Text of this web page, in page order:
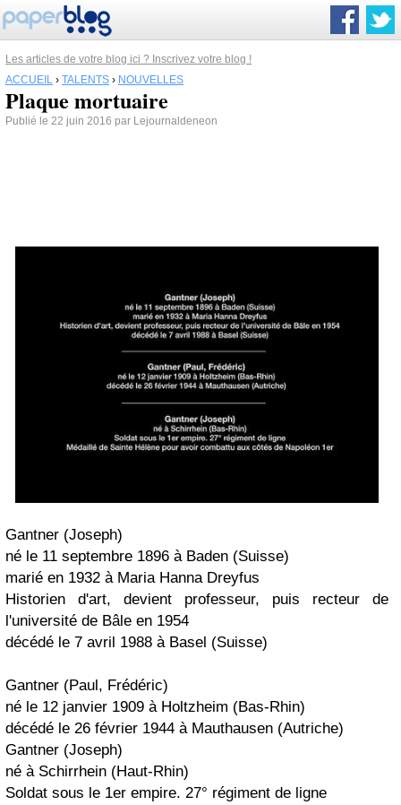
Les articles de votre blog ici ? Inscrivez votre blog !
ACCUEIL › TALENTS › NOUVELLES
Plaque mortuaire
Publié le 22 juin 2016 par Lejournaldeneon
Gantner (Joseph)
né le 11 septembre 1896 à Baden (Suisse)
marié en 1932 à Maria Hanna Dreyfus
Historien d'art, devient professeur, puis recteur de
l'université de Bâle en 1954
décédé le 7 avril 1988 à Basel (Suisse)
Gantner (Paul, Frédéric)
né le 12 janvier 1909 à Holtzheim (Bas-Rhin)
décédé le 26 février 1944 à Mauthausen (Autriche)
Gantner (Joseph)
né à Schirrhein (Haut-Rhin)
Soldat sous le 1er empire. 27° régiment de ligne